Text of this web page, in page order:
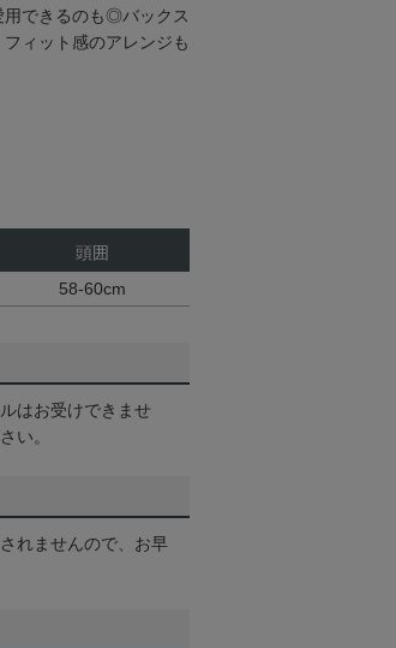
用できるのも◎バックス
ィット感のアレンジも
頭囲
58-60cm
はお受けできませ
い。
れませんので、お早